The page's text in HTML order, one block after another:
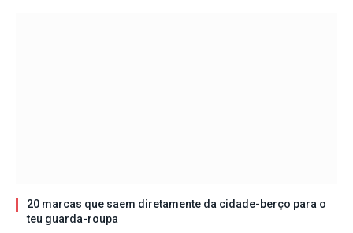
20 marcas que saem diretamente da cidade-berço para o
teu guarda-roupa